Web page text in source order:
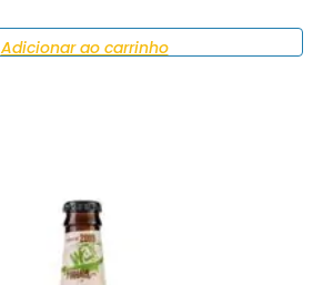
Adicionar ao carrinho